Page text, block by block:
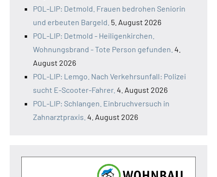
POL-LIP: Detmold. Frauen bedrohen Seniorin
und erbeuten Bargeld. 5. August 2026
POL-LIP: Detmold - Heiligenkirchen.
Wohnungsbrand - Tote Person gefunden. 4.
August 2026
POL-LIP: Lemgo. Nach Verkehrsunfall: Polizei
sucht E-Scooter-Fahrer. 4. August 2026
POL-LIP: Schlangen. Einbruchversuch in
Zahnarztpraxis. 4. August 2026